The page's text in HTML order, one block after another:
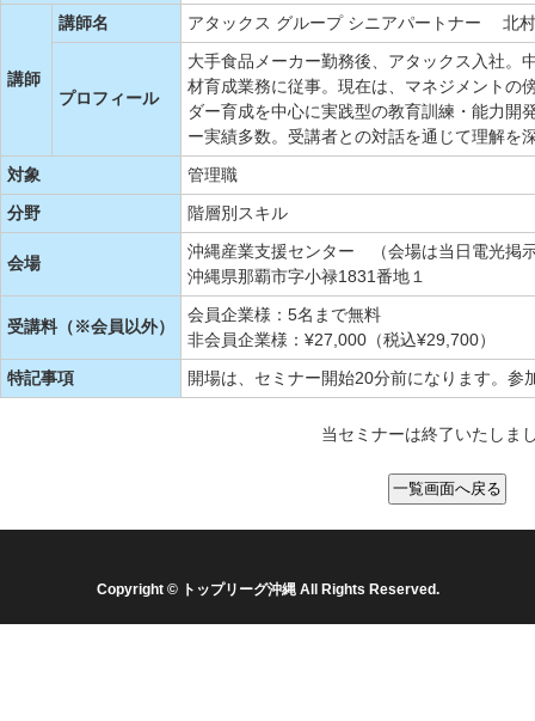
講師
講師名 アタックス グループ シニアパートナー 北
プロフィール
大手食品メーカー勤務後、アタックス入社。
材育成業務に従事。現在は、マネジメントの
ダー育成を中心に実践型の教育訓練・能力開
ー実績多数。受講者との対話を通じて理解を
対象
管理職
分野
階層別スキル
会場
沖縄産業支援センター （会場は当日電光掲
沖縄県那覇市字小禄1831番地１
受講料（※会員以外）
会員企業様：5名まで無料
非会員企業様：¥27,000（税込¥29,700）
特記事項
開場は、セミナー開始20分前になります。参
当セミナーは終了いたしま
Copyright © トップリーグ沖縄 All Rights Reserved.